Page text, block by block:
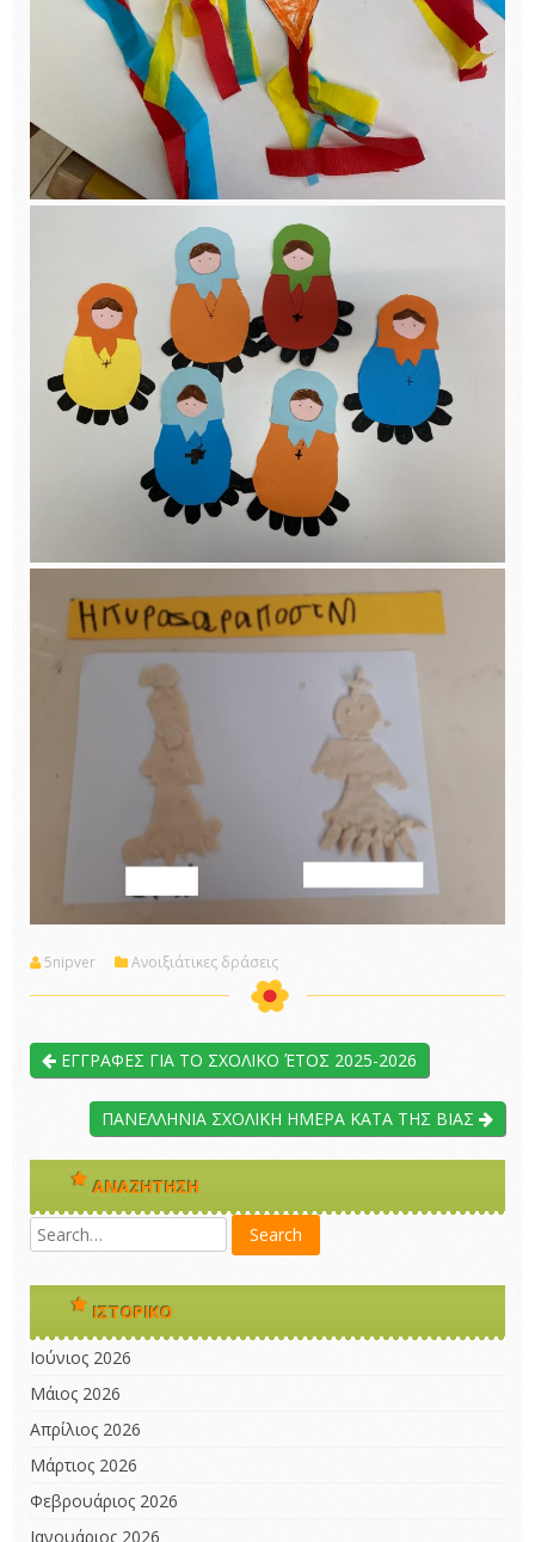
5nipver Ανοιξιάτικες δράσεις
ΕΓΓΡΑΦΕΣ ΓΙΑ ΤΟ ΣΧΟΛΙΚΟ ΈΤΟΣ 2025-2026
ΠΑΝΕΛΛΗΝΙΑ ΣΧΟΛΙΚΗ ΗΜΕΡΑ ΚΑΤΑ ΤΗΣ ΒΙΑΣ
ΑΝΑΖΉΤΗΣΗ
ΙΣΤΟΡΙΚΌ
Ιούνιος 2026
Μάιος 2026
Απρίλιος 2026
Μάρτιος 2026
Φεβρουάριος 2026
Ιανουάριος 2026